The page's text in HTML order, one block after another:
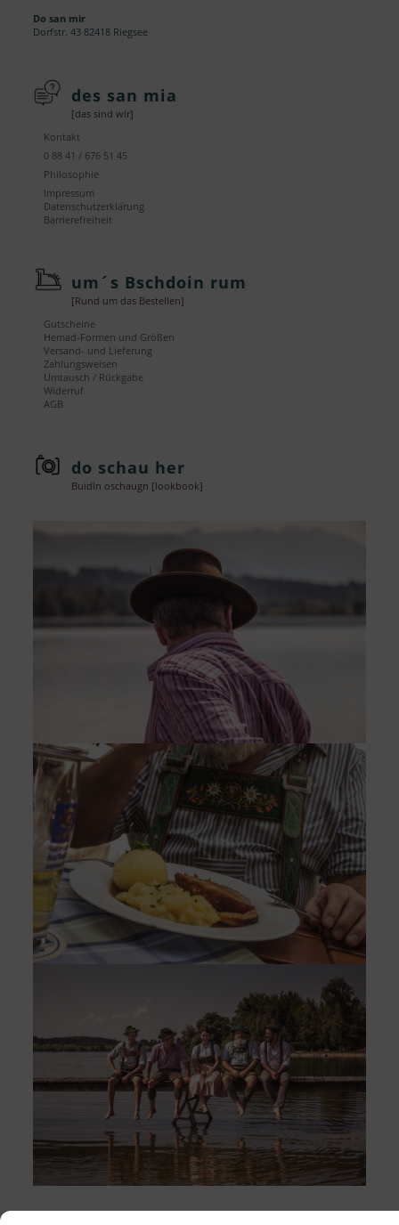
Do san mir
Dorfstr. 43 82418 Riegsee
des san mia
[das sind wir]
Kontakt
0 88 41 / 676 51 45
Philosophie
Impressum
Datenschutzerklärung
Barrierefreiheit
um´s Bschdoin rum
[Rund um das Bestellen]
Gutscheine
Hemad-Formen und Größen
Versand- und Lieferung
Zahlungsweisen
Umtausch / Rückgabe
Widerruf
AGB
do schau her
Buidln oschaugn [lookbook]